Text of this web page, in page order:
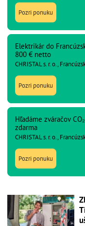
Pozri ponuku
Elektrikár do
800 € netto
CHRISTAL s. r. o.,
Pozri ponuku
Hľadáme zváračov
zdarma
CHRISTAL s. r. o.,
Pozri ponuku